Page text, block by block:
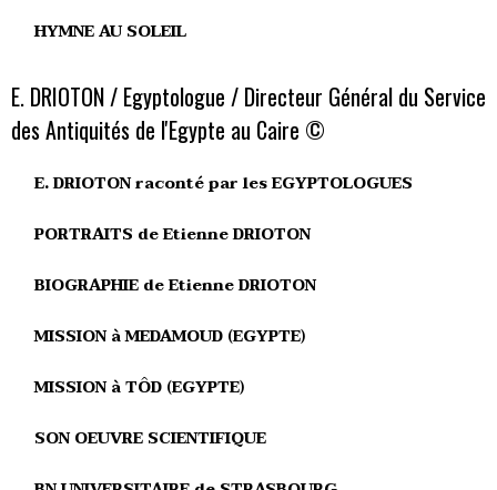
HYMNE AU SOLEIL
E. DRIOTON / Egyptologue / Directeur Général du Service
des Antiquités de l'Egypte au Caire ©
E. DRIOTON raconté par les EGYPTOLOGUES
PORTRAITS de Etienne DRIOTON
BIOGRAPHIE de Etienne DRIOTON
MISSION à MEDAMOUD (EGYPTE)
MISSION à TÔD (EGYPTE)
SON OEUVRE SCIENTIFIQUE